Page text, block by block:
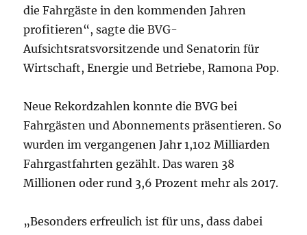
die Fahrgäste in den kommenden Jahren
profitieren“, sagte die BVG-
Aufsichtsratsvorsitzende und Senatorin für
Wirtschaft, Energie und Betriebe, Ramona Pop.
Neue Rekordzahlen konnte die BVG bei
Fahrgästen und Abonnements präsentieren. So
wurden im vergangenen Jahr 1,102 Milliarden
Fahrgastfahrten gezählt. Das waren 38
Millionen oder rund 3,6 Prozent mehr als 2017.
„Besonders erfreulich ist für uns, dass dabei